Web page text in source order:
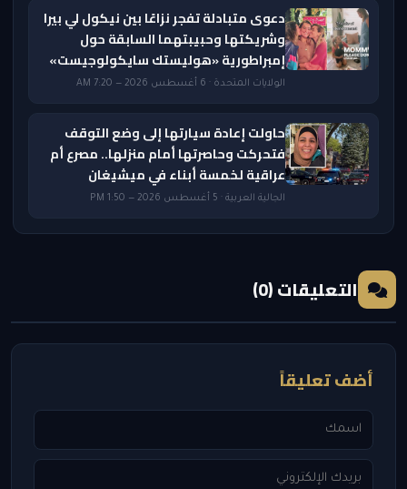
دعوى متبادلة تفجر نزاعًا بين نيكول لي بيرا
وشريكتها وحبيبتهما السابقة حول
إمبراطورية «هوليستك سايكولوجيست»
الولايات المتحدة · 6 أغسطس 2026 — 7:20 AM
حاولت إعادة سيارتها إلى وضع التوقف
فتحركت وحاصرتها أمام منزلها.. مصرع أم
عراقية لخمسة أبناء في ميشيغان
الجالية العربية · 5 أغسطس 2026 — 1:50 PM
التعليقات (0)
أضف تعليقاً